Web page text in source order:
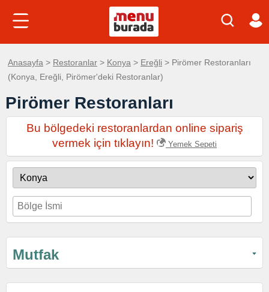
Anasayfa > Restoranlar > Konya > Ereğli > Pirömer Restoranları
(Konya, Ereğli, Pirömer'deki Restoranlar)
Pirömer Restoranları
Bu bölgedeki restoranlardan online sipariş
vermek için tıklayın!
Yemek Sepeti
Mutfak